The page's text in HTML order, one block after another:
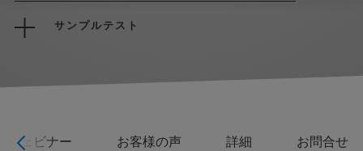
サンプルテスト
ウェビナー お客様の声 詳細 お問合せ